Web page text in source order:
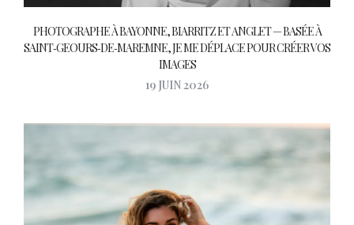
PHOTOGRAPHE À BAYONNE, BIARRITZ ET ANGLET — BASÉE À
SAINT‑GEOURS‑DE‑MAREMNE, JE ME DÉPLACE POUR CRÉER VOS
IMAGES
19 JUIN 2026